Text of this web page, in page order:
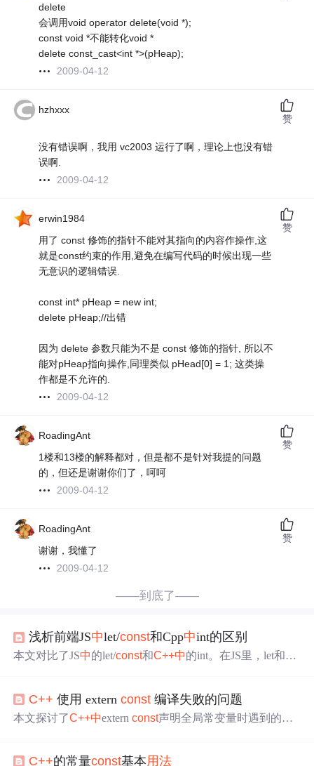
delete
会调用void operator delete(void *);
const void *不能转化void *
delete const_cast<int *>(pHeap);
2009-04-12
hzhxxx
没有错误啊，我用 vc2003 运行了啊，理论上也没有错
误啊.
2009-04-12
赞
erwin1984
用了 const 修饰的指针不能对其指向的内容作操作,这
就是const约束的作用,避免在编写代码的时候出现一些
无意识的逻辑错误.
const int* pHeap = new int;
delete pHeap;//出错
因为 delete 参数只能为不是 const 修饰的指针, 所以不
能对pHeap指向操作,同理类似 pHead[0] = 1; 这类操
作都是不允许的.
2009-04-12
赞
RoadingAnt
1楼和13楼的解释都对，但是都不是针对我提的问题
的，但还是谢谢你们了，呵呵
2009-04-12
赞
RoadingAnt
谢谢，我懂了
2009-04-12
赞
——到底了——
浅析前端JS中let/const和Cpp中int的区别
本文对比了JS中的let/const和C++中的int。在JS里，let和co
量，但本质不同，一个属前端脚本语言，一个属后台语
言。
C++ 使用 externconst 编译失败的问题
本文探讨了C++中externconst声明全局常变量时遇到的问
接。C++的常量const基本用法